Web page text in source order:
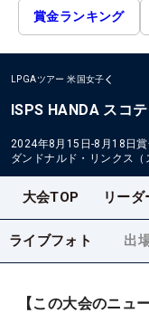
賞金ランキング
LPGAツアー 米国女子
ISPS HANDA スコ
2024年8月15日-8月18日
ダンドナルド・リンクス（
大会TOP リーダ
ライブフォト 出
【この大会のニュ